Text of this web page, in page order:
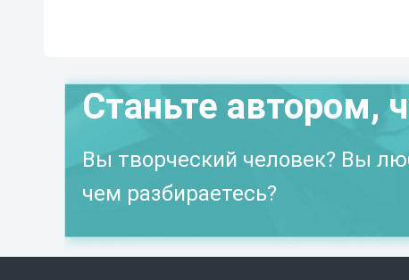
Станьте автором,
Вы творческий человек? Вы
чем разбираетесь?